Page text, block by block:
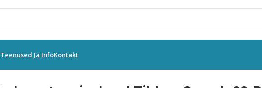
Teenused Ja InfoKontakt